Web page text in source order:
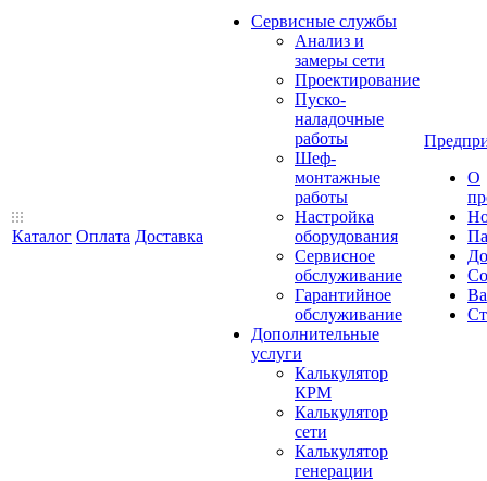
Каталог Оплата Доставка
Сервисные службы
Анализ и
замеры сети
Проектирование
Пуско-
наладочные
работы
Шеф-
монтажные
работы
Настройка
оборудования
Сервисное
обслуживание
Гарантийное
обслуживание
Дополнительные
услуги
Калькулятор
КРМ
Калькулятор
сети
Калькулятор
генерации
О